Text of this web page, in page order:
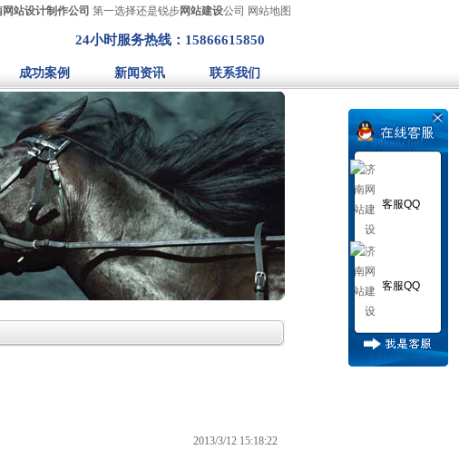
网站设计制作公司 第一选择还是锐步网站建设公司 网站地图
24小时服务热线：15866615850
成功案例 新闻资讯 联系我们
2013/3/12 15:18:22
客服QQ
客服QQ